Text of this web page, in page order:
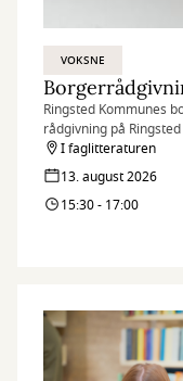
VOKSNE
Ringsted Kommunes
rådgivning på
I faglitteraturen
13. august 2026
15:30 - 17:00